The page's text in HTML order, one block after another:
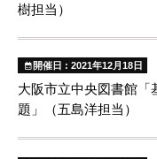
樹担当）
開催日 : 2021年12月18日
大阪市立中央図書館「
題」（五島洋担当）